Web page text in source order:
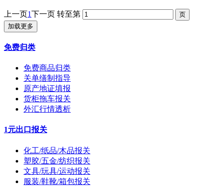
上一页1下一页 转至第
加载更多
免费归类
免费商品归类
关单缮制指导
原产地证填报
货柜拖车报关
外汇行情透析
1元出口报关
化工/纸品/木品报关
塑胶/五金/纺织报关
文具/玩具/运动报关
服装/鞋靴/箱包报关